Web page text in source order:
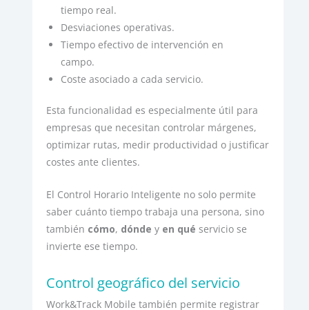
tiempo real.
Desviaciones operativas.
Tiempo efectivo de intervención en
campo.
Coste asociado a cada servicio.
Esta funcionalidad es especialmente útil para
empresas que necesitan controlar márgenes,
optimizar rutas, medir productividad o justificar
costes ante clientes.
El Control Horario Inteligente no solo permite
saber cuánto tiempo trabaja una persona, sino
también cómo, dónde y en qué servicio se
invierte ese tiempo.
Control geográfico del servicio
Work&Track Mobile también permite registrar